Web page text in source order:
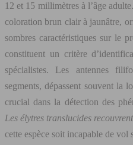
12 et 15 millimètres à l’âge
coloration brun clair à jaunâtre,
sombres caractéristiques sur le
constituent un critère
spécialistes. Les antennes
segments, dépassent souvent la
crucial dans la détection des
Les élytres translucides
cette espèce soit incapable de vol